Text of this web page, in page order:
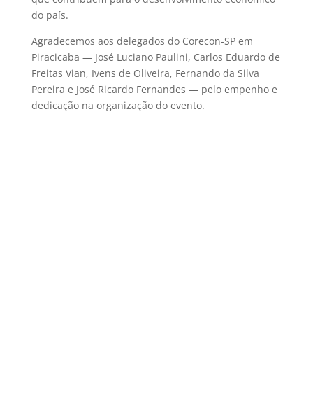
do país.
Agradecemos aos delegados do Corecon-SP em
Piracicaba — José Luciano Paulini, Carlos Eduardo de
Freitas Vian, Ivens de Oliveira, Fernando da Silva
Pereira e José Ricardo Fernandes — pelo empenho e
dedicação na organização do evento.